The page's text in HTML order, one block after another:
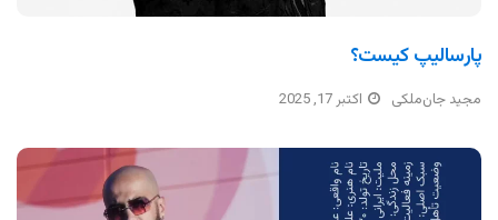
پارسالیپ کیست؟
مجید جان‌ملکی اکتبر 17, 2025